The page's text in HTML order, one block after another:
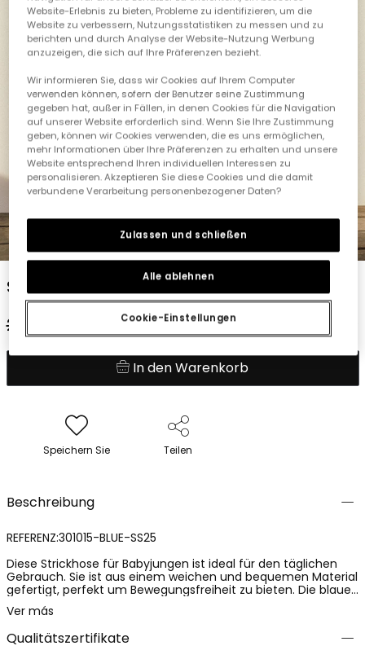
2 3 4 5 6
Strick-Denimhose für Babyjungen in Blau
29,95 €
17,95 €
In den Warenkorb
Speichern Sie Teilen
Beschreibung
REFERENZ:301015-BLUE-SS25
Diese Strickhose für Babyjungen ist ideal für den täglichen
Gebrauch. Sie ist aus einem weichen und bequemen Material
gefertigt, perfekt um Bewegungsfreiheit zu bieten. Die blaue
Farbe verleiht dem Outfit einen attraktiven und frischen
Touch. Das Design beinhaltet Nahtdetails, die einen
modernen Stil hinzufügen, und verfügt über einen
elastischen Bund, um das Anziehen zu erleichtern. Sie ist in
Ver más
Qualitätszertifikate
Website-Erlebnis zu bieten, Probleme zu identifizieren, um die
Website zu verbessern, Nutzungsstatistiken zu messen und zu
berichten und durch Analyse der Website-Nutzung Werbung
anzuzeigen, die sich auf Ihre Präferenzen bezieht.
Wir informieren Sie, dass wir Cookies auf Ihrem Computer
verwenden können, sofern der Benutzer seine Zustimmung
gegeben hat, außer in Fällen, in denen Cookies für die Navigation
auf unserer Website erforderlich sind. Wenn Sie Ihre Zustimmung
geben, können wir Cookies verwenden, die es uns ermöglichen,
mehr Informationen über Ihre Präferenzen zu erhalten und unsere
Website entsprechend Ihren individuellen Interessen zu
personalisieren. Akzeptieren Sie diese Cookies und die damit
verbundene Verarbeitung personenbezogener Daten?
Cookie-Einstellungen
Alle ablehnen
Zulassen und schließen